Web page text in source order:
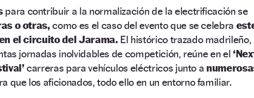
para contribuir a la normalización de la electrificación se
o otras, como es el caso del evento que se celebra
el circuito del Jarama. El histórico trazado madrileño,
jornadas inolvidables de competición, reúne en el
carreras para vehículos eléctricos junto a
que los aficionados, todo ello en un entorno familiar.